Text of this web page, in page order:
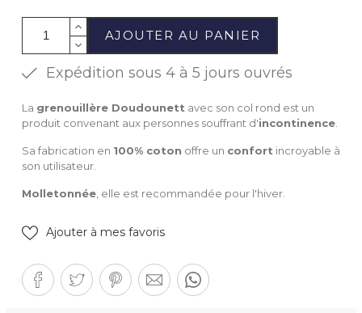
AJOUTER AU PANIER
Expédition sous 4 à 5 jours ouvrés
La grenouillère Doudounett avec son col rond est un
produit convenant aux personnes souffrant d'incontinence.
Sa fabrication en 100% coton offre un confort incroyable à
son utilisateur.
Molletonnée, elle est recommandée pour l'hiver.
Ajouter à mes favoris